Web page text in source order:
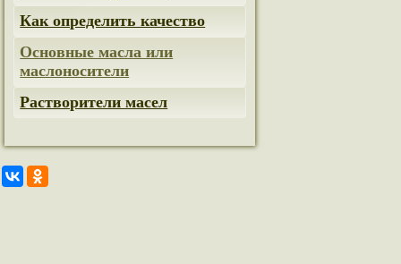
Как определить качество
Основные масла или
маслоносители
Растворители масел